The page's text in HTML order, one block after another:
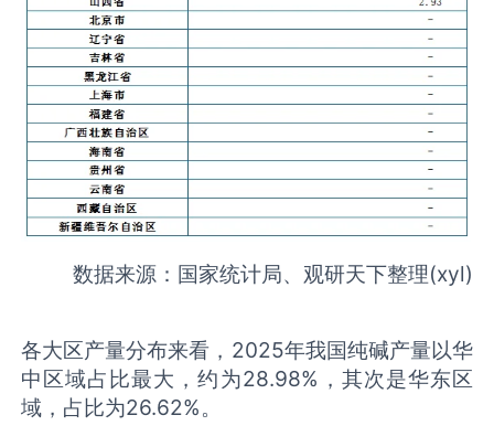
数据来源：国家统计局、观研天下整理(xyl)
各大区产量分布来看，2025年我国纯碱产量以华
中区域占比最大，约为28.98%，其次是华东区
域，占比为26.62%。